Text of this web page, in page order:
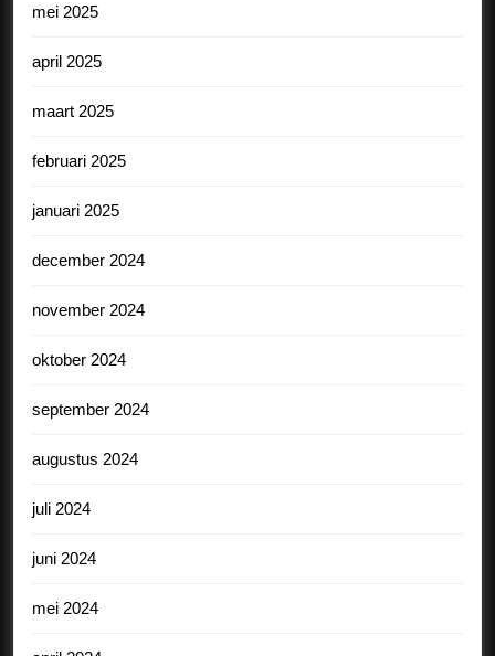
mei 2025
april 2025
maart 2025
februari 2025
januari 2025
december 2024
november 2024
oktober 2024
september 2024
augustus 2024
juli 2024
juni 2024
mei 2024